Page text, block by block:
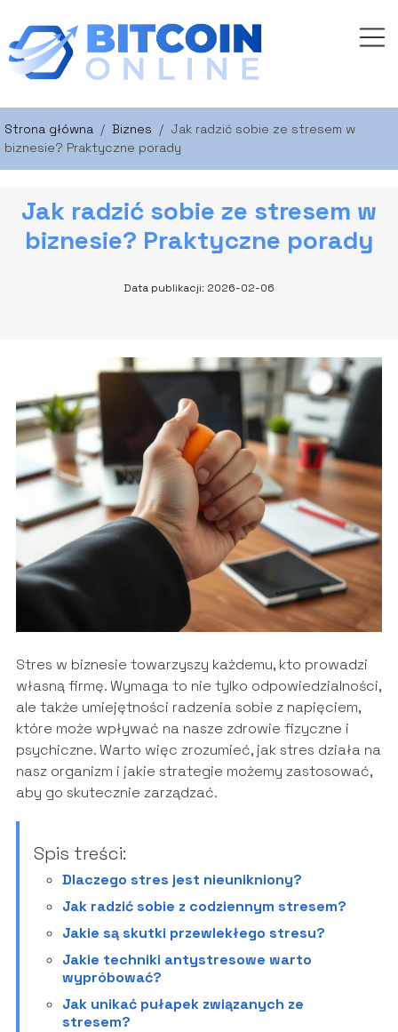
Strona główna / Biznes / Jak radzić sobie ze stresem w
biznesie? Praktyczne porady
Jak radzić sobie ze stresem w
biznesie? Praktyczne porady
Data publikacji: 2026-02-06
Stres w biznesie towarzyszy każdemu, kto prowadzi
własną firmę. Wymaga to nie tylko odpowiedzialności,
ale także umiejętności radzenia sobie z napięciem,
które może wpływać na nasze zdrowie fizyczne i
psychiczne. Warto więc zrozumieć, jak stres działa na
nasz organizm i jakie strategie możemy zastosować,
aby go skutecznie zarządzać.
Spis treści:
Dlaczego stres jest nieunikniony?
Jak radzić sobie z codziennym stresem?
Jakie są skutki przewlekłego stresu?
Jakie techniki antystresowe warto
wypróbować?
Jak unikać pułapek związanych ze
stresem?